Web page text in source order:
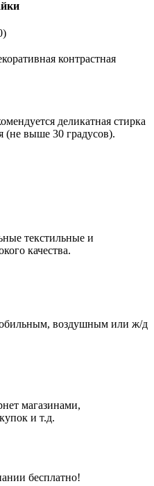
контрастная
деликатная стирка
(не выше 30 градусов).
текстильные и
качества.
воздушным или ж/д
магазинами,
и т.д.
бесплатно!